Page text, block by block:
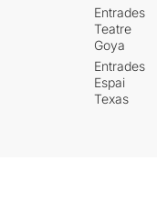
Entrades
Teatre
Goya
Entrades
Espai
Texas